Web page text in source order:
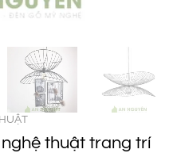
thuật trang trí